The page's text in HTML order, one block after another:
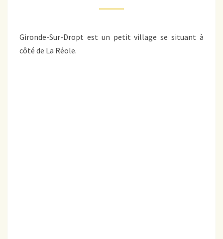
Gironde-Sur-Dropt est un petit village se situant à
côté de La Réole.